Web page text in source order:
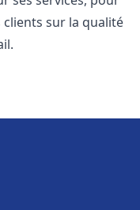
clients sur la qualité